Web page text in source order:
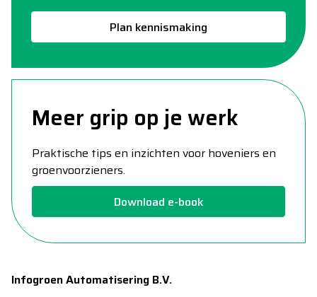
Plan kennismaking
Meer grip op je werk
Praktische tips en inzichten voor hoveniers en
groenvoorzieners.
Download e-book
Infogroen Automatisering B.V.